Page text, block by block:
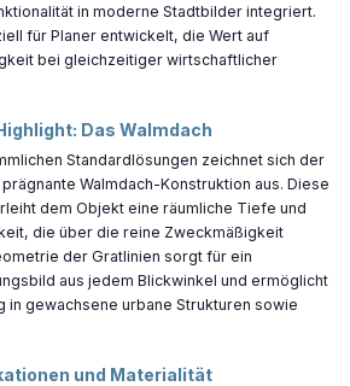
in moderne Stadtbilder integriert.
für Planer entwickelt, die Wert auf
bei gleichzeitiger wirtschaftlicher
Das Walmdach
Standardlösungen zeichnet sich der
Walmdach-Konstruktion aus. Diese
dem Objekt eine räumliche Tiefe und
die über die reine Zweckmäßigkeit
der Gratlinien sorgt für ein
aus jedem Blickwinkel und ermöglicht
in gewachsene urbane Strukturen sowie
und Materialität